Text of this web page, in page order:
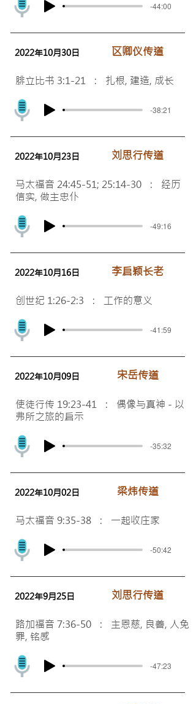
-44:00
2022年10月30日 区卿仪传道
腓立比书 3:1-21 : 扎根, 建造, 成长
-38:21
2022年10月23日 刘思行传道
马太福音 24:45-51; 25:14-30 : 经历
信实, 做主忠仆
-49:16
2022年10月16日 李启颖长老
创世纪 1:26-2:3 : 工作的意义
-41:59
2022年10月09日 宋岳传道
使徒行传 19:23-41 : 偶像与真神 - 以
弗所之旅的启示
-35:32
2022年10月02日 梁炜传道
马太福音 9:35-38 : 一起收庄家
-50:42
2022年9月25日 刘思行传道
路加福音 7:36-50 : 主恩慈, 良善, 人免
罪, 铭感
-47:23